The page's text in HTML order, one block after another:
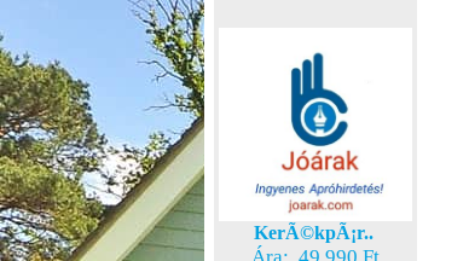
KerÃ©kpÃ¡r..